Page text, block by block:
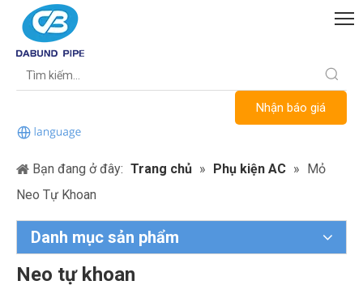
Nhận báo giá
Bạn đang ở đây: Trang chủ » Phụ kiện AC » Mỏ
Neo Tự Khoan
Danh mục sản phẩm
Neo tự khoan